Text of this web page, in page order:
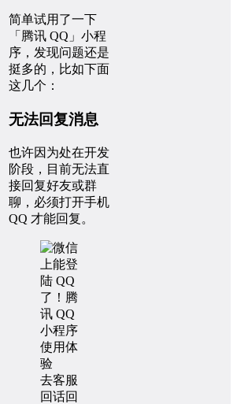
简单试用了一下
「腾讯 QQ」小程
序，发现问题还是
挺多的，比如下面
这几个：
无法回复消息
也许因为处在开发
阶段，目前无法直
接回复好友或群
聊，必须打开手机
QQ 才能回复。
去客服
回话回